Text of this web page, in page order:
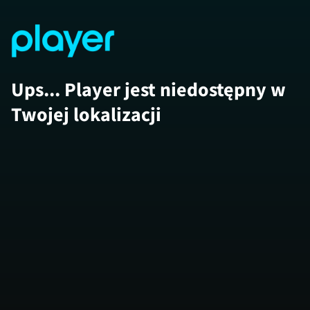
Ups... Player jest niedostępny w
Twojej lokalizacji